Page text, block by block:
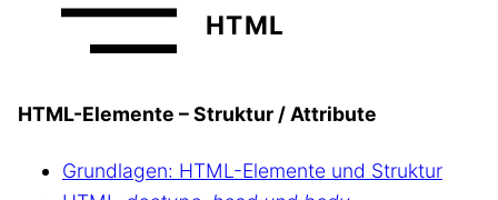
HTML
HTML-Elemente – Struktur / Attribute
Grundlagen: HTML-Elemente und Struktur